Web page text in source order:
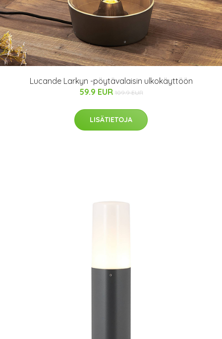
Lucande Larkyn -pöytävalaisin ulkokäyttöön
59.9 EUR 109.9 EUR
LISÄTIETOJA